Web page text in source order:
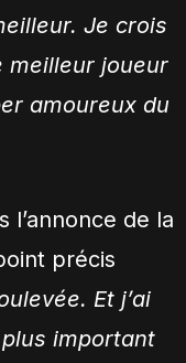
Je crois
meilleur joueur
amoureux du
de la
précis
Et j’ai
important